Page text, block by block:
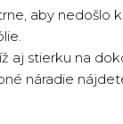
aby nedošlo
aj stierku na
náradie